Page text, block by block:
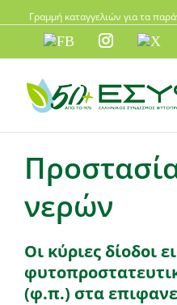
Γραμμή καταγγελιών για τα
FB instagram
X
νερών
Οι κύριες δίοδοι
(φ.π.) στα